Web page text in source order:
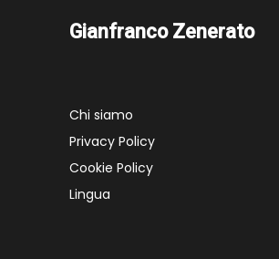
Gianfranco Zenerato
Chi siamo
Privacy Policy
Cookie Policy
Lingua